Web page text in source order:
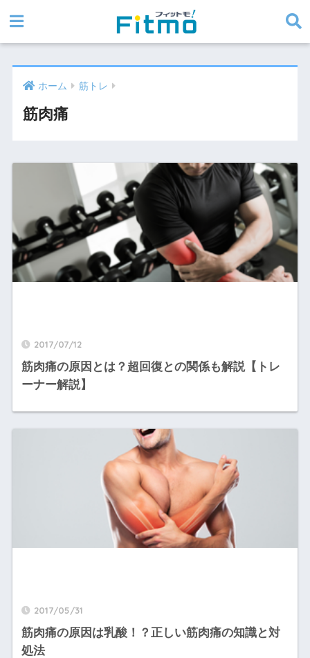
ホーム 筋トレ
筋肉痛
2017/07/12
筋肉痛の原因とは？超回復との関係も解説【トレ
ーナー解説】
2017/05/31
筋肉痛の原因は乳酸！？正しい筋肉痛の知識と対
処法